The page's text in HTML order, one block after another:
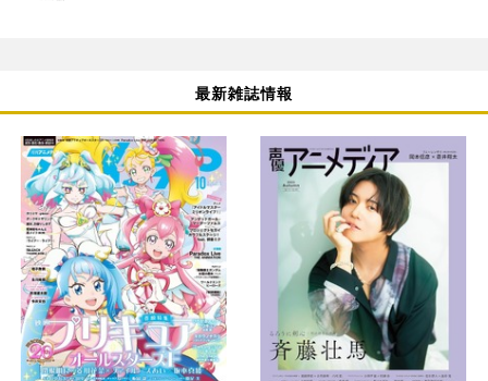
最新雑誌情報